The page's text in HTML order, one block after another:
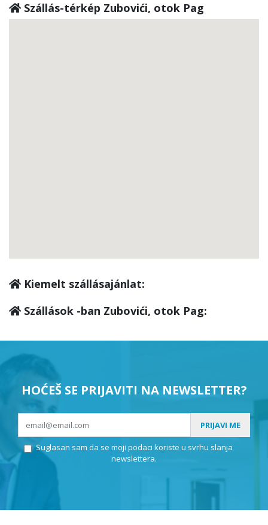
Szállás-térkép Zubovići, otok Pag
Kiemelt szállásajánlat:
Szállások -ban Zubovići, otok Pag:
HOĆEŠ SE PRIJAVITI NA NEWSLETTER?
PRIJAVI ME
Suglasan sam da se moji podaci koriste u svrhu slanja
newslettera.